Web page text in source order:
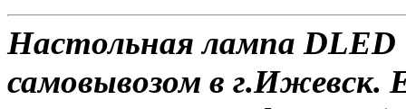
Настольная лампа DLED
самовывозом в г.Ижевск.